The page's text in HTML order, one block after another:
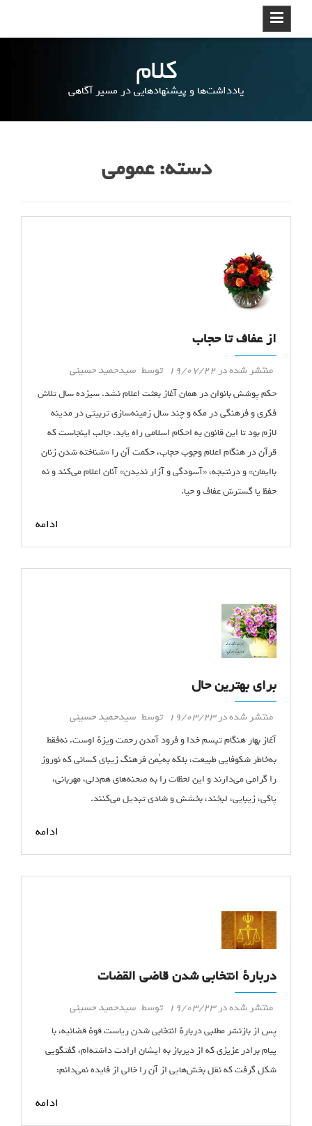
ک
ر
کلام
یادداشت‌ها و پیشنهادهایی در مسیر آگاهی
دسته: عمومی
از عفاف تا حجاب
منتشر شده در 19/07/22 توسط سیدحمید حسینی
حکم پوشش بانوان در همان آغاز بعثت اعلام نشد. سیزده سال تلاش
فکری و فرهنگی در مکه و چند سال زمینه‌سازی تربیتی در مدینه
لازم بود تا این قانون به احکام اسلامی راه یابد. جالب اینجاست که
قرآن در هنگام اعلام وجوب حجاب، حکمت آن را «شناخته شدن زنان
باایمان» و درنتیجه، «آسودگی و آزار ندیدن» آنان اعلام می‌کند و نه
حفظ یا گسترش عفاف و حیا.
ادامه
برای بهترین حال
منتشر شده در19/03/23 توسط سیدحمید حسینی
آغاز بهار هنگام تبسم خدا و فرود آمدن رحمت ویزهٔ اوست. نه‌فقط
به‌خاطر شکوفایی طبیعت، بلکه به‌یُمن فرهنگ زیبای کسانی که نوروز
را گرامی می‌دارند و این لحظات را به صحنه‌های هم‌دلی، مهربانی،
پاکی، زیبایی، لبخند، بخشش و شادی تبدیل می‌کنند.
ادامه
دربارهٔ انتخابی شدن قاضی القضات
منتشر شده در19/03/23 توسط سیدحمید حسینی
پس از بازنشر مطلبی دربارهٔ انتخابی شدن ریاست قوهٔ قضائیه، با
پیام برادر عزیزی که از دیرباز به ایشان ارادت داشته‌ام، گفتگویی
شکل گرفت که نقل بخش‌هایی از آن را خالی از فایده نمی‌دانم:
ادامه